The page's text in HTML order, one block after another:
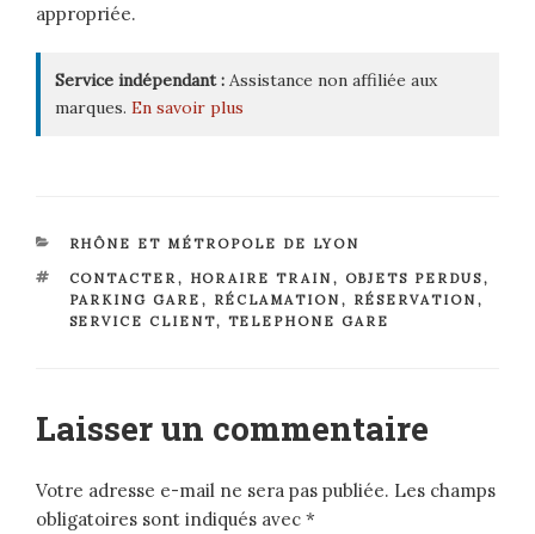
appropriée.
Service indépendant : Assistance non affiliée aux
marques. En savoir plus
CATÉGORIES
RHÔNE ET MÉTROPOLE DE LYON
ÉTIQUETTES
CONTACTER, HORAIRE TRAIN , OBJETS PERDUS,
PARKING GARE , RÉCLAMATION , RÉSERVATION ,
SERVICE CLIENT, TELEPHONE GARE
Laisser un commentaire
Votre adresse e-mail ne sera pas publiée. Les champs
obligatoires sont indiqués avec *